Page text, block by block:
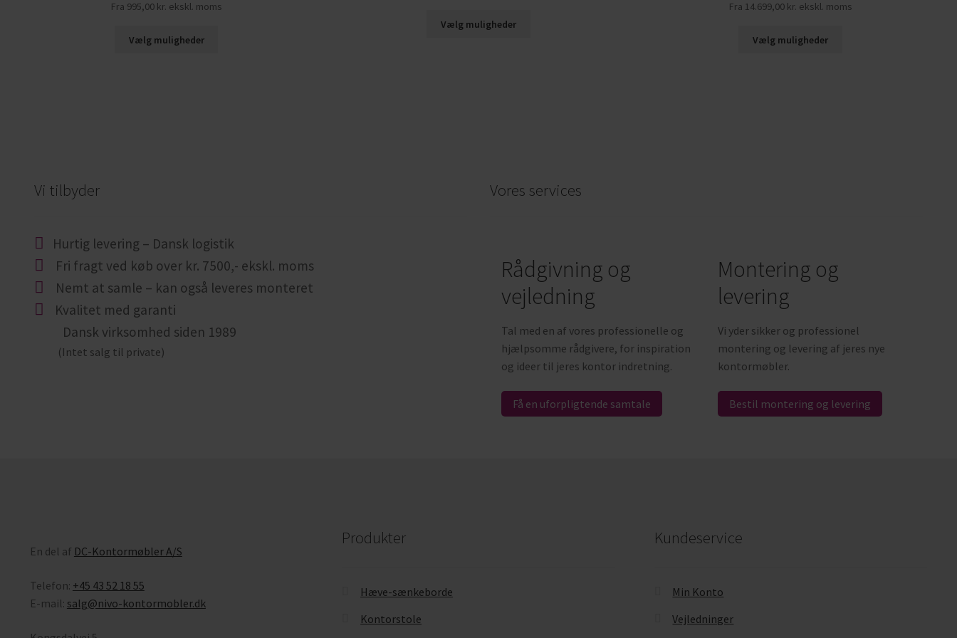
Fra 995,00 kr. ekskl. moms
Vælg muligheder
Vælg muligheder
Fra 14.699,00 kr. ekskl. moms
Vælg muligheder
Vi tilbyder
Hurtig levering – Dansk logistik
Fri fragt ved køb over kr. 7500,- ekskl. moms
Nemt at samle – kan også leveres monteret
Kvalitet med garanti
Dansk virksomhed siden 1989
(Intet salg til private)
Vores services
Rådgivning og
vejledning
Tal med en af vores professionelle og
hjælpsomme rådgivere, for inspiration
og ideer til jeres kontor indretning.
Få en uforpligtende samtale
Montering og
levering
Vi yder sikker og professionel
montering og levering af jeres nye
kontormøbler.
Bestil montering og levering
En del af DC-Kontormøbler A/S
Telefon: +45 43 52 18 55
E-mail: salg@nivo-kontormobler.dk
Produkter
Hæve-sænkeborde
Kontorstole
Kundeservice
Min Konto
Vejledninger